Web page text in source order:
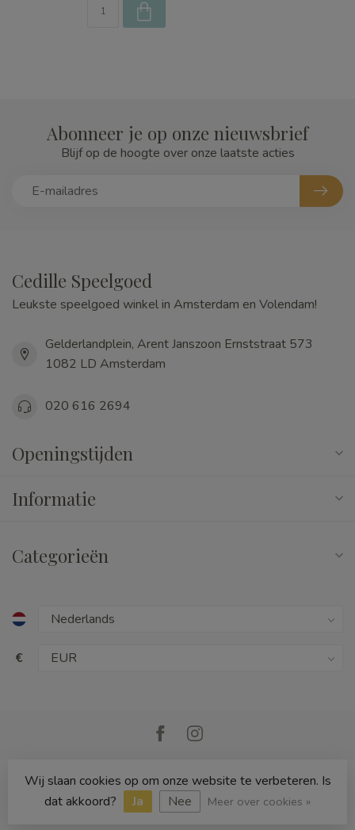
Abonneer je op onze nieuwsbrief
Blijf op de hoogte over onze laatste acties
Cedille Speelgoed
Leukste speelgoed winkel in Amsterdam en Volendam!
Gelderlandplein, Arent Janszoon Ernststraat 573
1082 LD Amsterdam
020 616 2694
Openingstijden
Informatie
Categorieën
€
© Copyright 2026 Cedille Speelgoed
Wij slaan cookies op om onze website te verbeteren. Is
dat akkoord?
Ja Nee Meer over cookies »